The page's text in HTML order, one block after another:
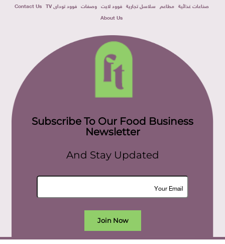
صناعات غذائية مطاعم سلاسل تجارية فوود لايت وصفات فوود توداى TV
Contact Us
About Us
Subscribe To Our Food Business
Newsletter
And Stay Updated
Join Now